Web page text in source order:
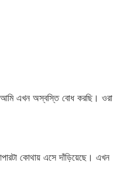
আমি এখন অস্বস্তি বোধ করছি। ওরা
কোথায় এসে দাঁড়িয়েছে। এখন